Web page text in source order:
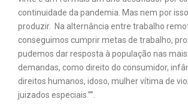
continuidade da pandemia. Mas nem por
produzir. Na alternância entre trabalho
conseguimos cumprir metas de trabalho,
pudemos dar resposta à população nas
demandas, como direito do consumidor,
direitos humanos, idoso, mulher vítima de
juizados especiais.””.